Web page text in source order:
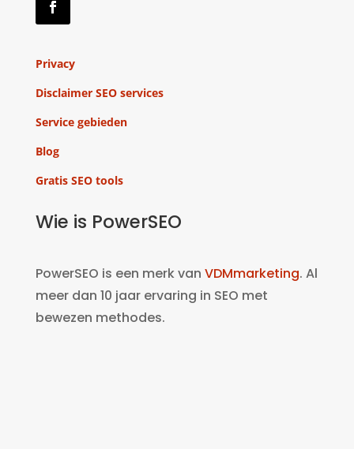
Privacy
Disclaimer SEO services
Service gebieden
Blog
Gratis SEO tools
Wie is PowerSEO
PowerSEO is een merk van VDMmarketing. Al
meer dan 10 jaar ervaring in SEO met
bewezen methodes.